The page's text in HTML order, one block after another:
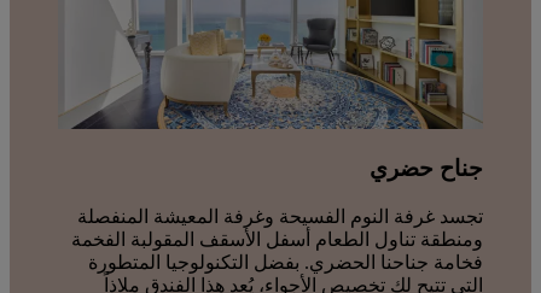
جناح حضري
تجسد غرفة النوم الفسيحة وغرفة المعيشة المنفصلة
ومنطقة تناول الطعام أسفل الأسقف المقولبة الفخمة
فخامة جناحنا الحضري. بفضل التكنولوجيا المتطورة
التي تتيح لك تخصيص الأجواء، يُعد هذا الفندق ملاذاً